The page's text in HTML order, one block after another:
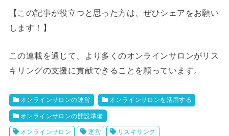
【この記事が役立つと思った方は、ぜひシェアをお願い
します！】
この連載を通じて、より多くのオンラインサロンがリス
キリングの支援に貢献できることを願っています。
オンラインサロンの運営 オンラインサロンを活用する
オンラインサロンの開設準備
オンラインサロン 運営 リスキリング